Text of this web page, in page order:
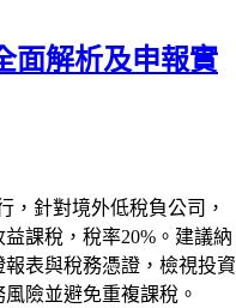
面解析及申報實
，針對境外低稅負公司，
課稅，稅率20%。建議納
表與稅務憑證，檢視投資
險並避免重複課稅。